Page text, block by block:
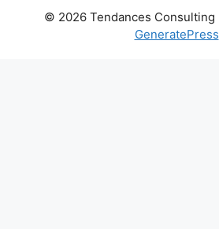
© 2026 Tendances Consulting
GeneratePress